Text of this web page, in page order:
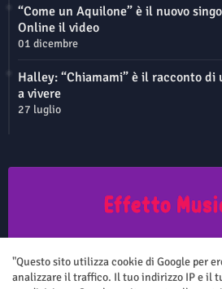
“Come un Aquilone” è il nuovo
Online il video
01 dicembre
Halley: “Chiamami” è il racconto
a vivere
27 luglio
aggiornato senza nessuna periodicità. Non
un prodotto editoriale ai sensi della
"Questo sito utilizza cookie di Google per
analizzare il traffico. Il tuo indirizzo IP e il